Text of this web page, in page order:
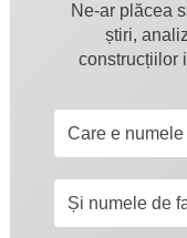
Ne-ar plăcea
știri,
construcțiilor